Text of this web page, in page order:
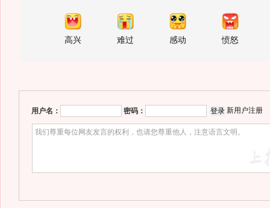
高兴 难过 感动 愤怒
用户名： 密码： 新用户注册